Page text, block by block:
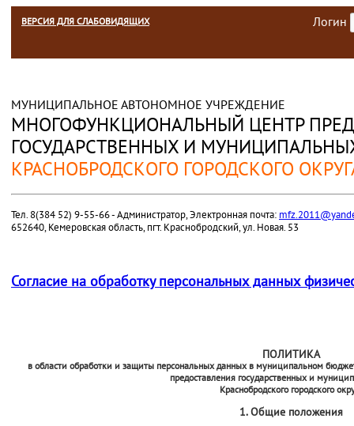
Логин
ВЕРСИЯ ДЛЯ СЛАБОВИДЯЩИХ
МУНИЦИПАЛЬНОЕ АВТОНОМНОЕ УЧРЕЖДЕНИЕ
МНОГОФУНКЦИОНАЛЬНЫЙ ЦЕНТР
ГОСУДАРСТВЕННЫХ И
КРАСНОБРОДСКОГО ГОРОДСКОГО
Тел. 8(384 52) 9-55-66 - Администратор, Электронная почта:
652640, Кемеровская область, пгт. Краснобродский, ул. Новая. 53
Согласие на обработку персональных данных
ПОЛИТИКА
в области обработки и защиты персональных данных в муниципальном
предоставления государственных и
Краснобродского городского
1. Общие положения